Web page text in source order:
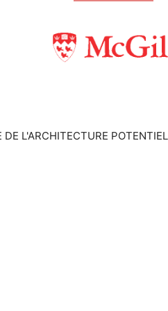
L'ARCHITECTURE